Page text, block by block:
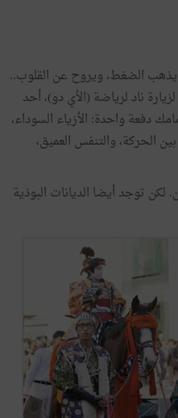
الضغط، ويروح عن القلوب..
لزيارة ناد لرياضة (الأيدو)،أحد
دفعة واحدة: الأزياء السوداء،
بين الحركة، والتنفس العميق،
. لكن توجدأيضا الديانات البوذية